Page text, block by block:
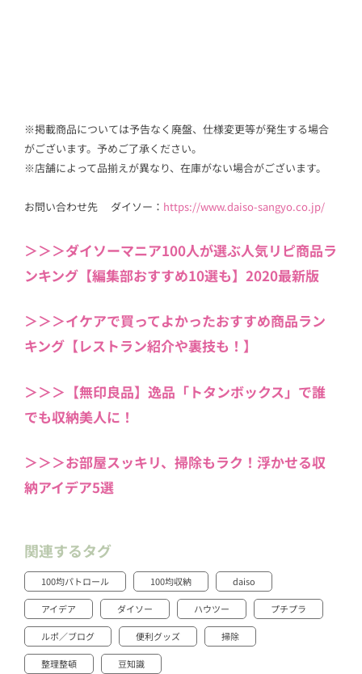
※掲載商品については予告なく廃盤、仕様変更等が発生する場合
がございます。予めご了承ください。
※店舗によって品揃えが異なり、在庫がない場合がございます。
お問い合わせ先 ダイソー： https://www.daiso-sangyo.co.jp/
＞＞＞ダイソーマニア100人が選ぶ人気リピ商品ラ
ンキング【編集部おすすめ10選も】2020最新版
＞＞＞イケアで買ってよかったおすすめ商品ラン
キング【レストラン紹介や裏技も！】
＞＞＞【無印良品】逸品「トタンボックス」で誰
でも収納美人に！
＞＞＞お部屋スッキリ、掃除もラク！浮かせる収
納アイデア5選
関連するタグ
100均パトロール 100均収納 daiso
アイデア ダイソー ハウツー プチプラ
ルポ／ブログ 便利グッズ 掃除
整理整頓 豆知識